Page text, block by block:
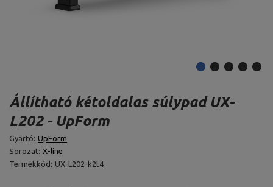
Állítható kétoldalas súlypad UX-
L202 - UpForm
Gyártó: UpForm
Sorozat: X-line
Termékkód: UX-L202-k2t4